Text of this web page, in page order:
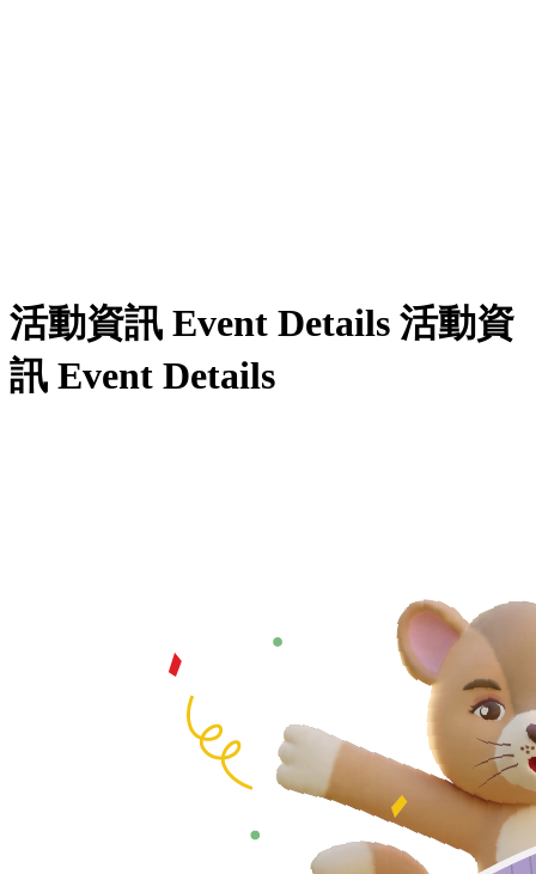
活動資訊 Event Details 活動資
訊 Event Details